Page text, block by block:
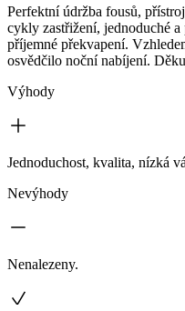
Perfektní údržba fousů,
cykly zastřižení, jednoduché
příjemné překvapení.
osvědčilo noční nabíjení.
Výhody
Jednoduchost, kvalita, nízká
Nevýhody
Nenalezeny.